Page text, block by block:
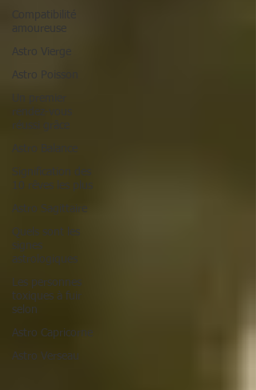
Astro Vierge
Astro Poisson
Un premier
rendez-vous
réussi grâce
Astro Balance
Signification des
10 rêves les plus
Astro Sagittaire
Quels sont les
signes
astrologiques
Les personnes
toxiques à fuir
selon
Astro Capricorne
Astro Verseau